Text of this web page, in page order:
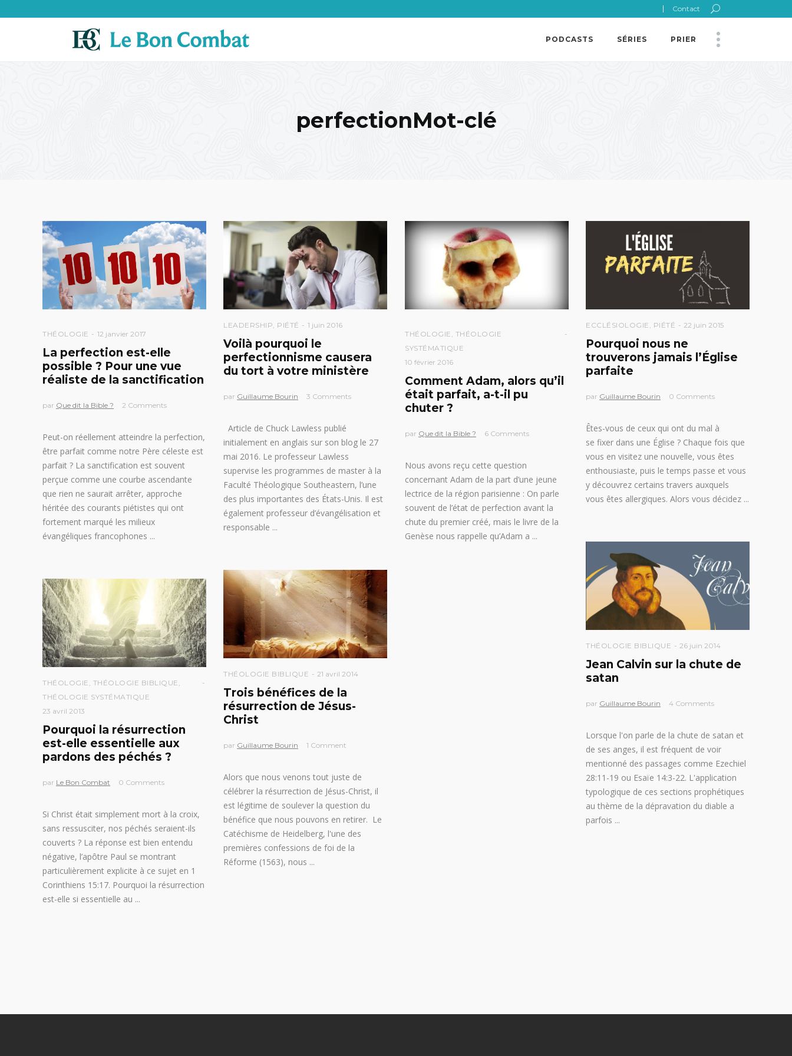
Contact
PODCASTS SÉRIES PRIER
perfectionMot-clé
THÉOLOGIE 12 janvier 2017
La perfection est-elle
possible ? Pour une vue
réaliste de la sanctification
par Que dit la Bible ? 2 Comments
Peut-on réellement atteindre la perfection,
être parfait comme notre Père céleste est
parfait ? La sanctification est souvent
perçue comme une courbe ascendante
que rien ne saurait arrêter, approche
héritée des courants piétistes qui ont
fortement marqué les milieux
évangéliques francophones
LEADERSHIP, PIÉTÉ 1 juin 2016
Voilà pourquoi le
perfectionnisme causera
du tort à votre ministère
par Guillaume Bourin 3 Comments
Article de Chuck Lawless publié
initialement en anglais sur son blog le 27
mai 2016. Le professeur Lawless
supervise les programmes de master à la
Faculté Théologique Southeastern, l’une
des plus importantes des États-Unis. Il est
également professeur d’évangélisation et
responsable
THÉOLOGIE , THÉOLOGIE
SYSTÉMATIQUE
10 février 2016
Comment Adam, alors qu’il
était parfait, a-t-il pu
chuter ?
par Que dit la Bible ? 6 Comments
Nous avons reçu cette question
concernant Adam de la part d’une jeune
lectrice de la région parisienne : On parle
souvent de l’état de perfection avant la
chute du premier créé, mais le livre de la
Genèse nous rappelle qu’Adam a
ECCLÉSIOLOGIE , PIÉTÉ 22 juin 2015
Pourquoi nous ne
trouverons jamais l’Église
parfaite
par Guillaume Bourin 0 Comments
Êtes-vous de ceux qui ont du mal à
se fixer dans une Église ? Chaque fois que
vous en visitez une nouvelle, vous êtes
enthousiaste, puis le temps passe et vous
y découvrez certains travers auxquels
vous êtes allergiques. Alors vous décidez
THÉOLOGIE BIBLIQUE 26 juin 2014
Jean Calvin sur la chute de
satan
par Guillaume Bourin 4 Comments
Lorsque l'on parle de la chute de satan et
de ses anges, il est fréquent de voir
mentionné des passages comme Ezechiel
28:11-19 ou Esaïe 14:3-22. L'application
typologique de ces sections prophétiques
au thème de la dépravation du diable a
parfois
THÉOLOGIE BIBLIQUE 21 avril 2014
Trois bénéfices de la
résurrection de Jésus-
Christ
par Guillaume Bourin 1 Comment
Alors que nous venons tout juste de
célébrer la résurrection de Jésus-Christ, il
est légitime de soulever la question du
bénéfice que nous pouvons en retirer. Le
Catéchisme de Heidelberg, l'une des
premières confessions de foi de la
Réforme (1563), nous
THÉOLOGIE , THÉOLOGIE BIBLIQUE ,
THÉOLOGIE SYSTÉMATIQUE
23 avril 2013
Pourquoi la résurrection
est-elle essentielle aux
pardons des péchés ?
par Le Bon Combat 0 Comments
Si Christ était simplement mort à la croix,
sans ressusciter, nos péchés seraient-ils
couverts ? La réponse est bien entendu
négative, l’apôtre Paul se montrant
particulièrement explicite à ce sujet en 1
Corinthiens 15:17. Pourquoi la résurrection
est-elle si essentielle au